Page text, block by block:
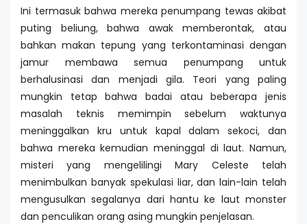
Ini termasuk bahwa mereka penumpang tewas akibat
puting beliung, bahwa awak memberontak, atau
bahkan makan tepung yang terkontaminasi dengan
jamur membawa semua penumpang untuk
berhalusinasi dan menjadi gila. Teori yang paling
mungkin tetap bahwa badai atau beberapa jenis
masalah teknis memimpin sebelum waktunya
meninggalkan kru untuk kapal dalam sekoci, dan
bahwa mereka kemudian meninggal di laut. Namun,
misteri yang mengelilingi Mary Celeste telah
menimbulkan banyak spekulasi liar, dan lain-lain telah
mengusulkan segalanya dari hantu ke laut monster
dan penculikan orang asing mungkin penjelasan.